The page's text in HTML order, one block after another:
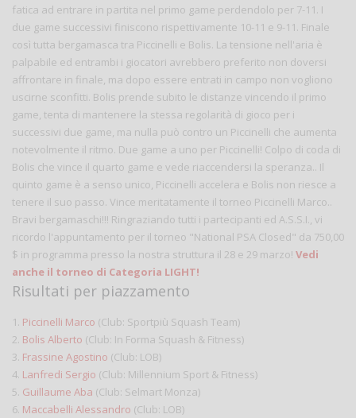
fatica ad entrare in partita nel primo game perdendolo per 7-11. I
due game successivi finiscono rispettivamente 10-11 e 9-11. Finale
così tutta bergamasca tra Piccinelli e Bolis. La tensione nell'aria è
palpabile ed entrambi i giocatori avrebbero preferito non doversi
affrontare in finale, ma dopo essere entrati in campo non vogliono
uscirne sconfitti. Bolis prende subito le distanze vincendo il primo
game, tenta di mantenere la stessa regolarità di gioco per i
successivi due game, ma nulla può contro un Piccinelli che aumenta
notevolmente il ritmo. Due game a uno per Piccinelli! Colpo di coda di
Bolis che vince il quarto game e vede riaccendersi la speranza.. Il
quinto game è a senso unico, Piccinelli accelera e Bolis non riesce a
tenere il suo passo. Vince meritatamente il torneo Piccinelli Marco..
Bravi bergamaschi!!! Ringraziando tutti i partecipanti ed A.S.S.I., vi
ricordo l'appuntamento per il torneo "National PSA Closed" da 750,00
$ in programma presso la nostra struttura il 28 e 29 marzo! Vedi
anche il torneo di Categoria LIGHT!
Risultati per piazzamento
1. Piccinelli Marco (Club: Sportpiù Squash Team)
2. Bolis Alberto (Club: In Forma Squash & Fitness)
3. Frassine Agostino (Club: LOB)
4. Lanfredi Sergio (Club: Millennium Sport & Fitness)
5. Guillaume Aba (Club: Selmart Monza)
6. Maccabelli Alessandro (Club: LOB)